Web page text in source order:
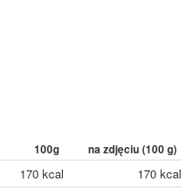
100g na zdjęciu (100 g)
170 kcal
170 kcal